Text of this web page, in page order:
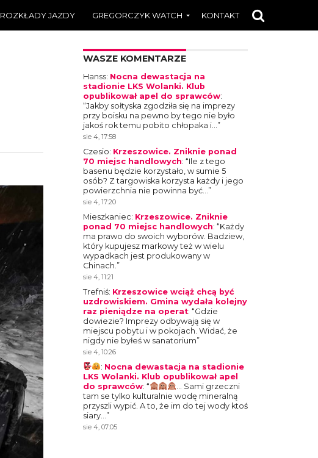
ROZKŁADY JAZDY GREGORCZYK WATCH KONTAKT
WASZE KOMENTARZE
Hanss: Nocna dewastacja na
stadionie LKS Wolanki. Klub
opublikował apel do sprawców:
“Jakby sołtyska zgodziła się na imprezy
przy boisku na pewno by tego nie było
jakoś rok temu pobito chłopaka i…”
sie 4, 17:58
Czesio: Krzeszowice. Zniknie ponad
70 miejsc handlowych: “Ile z tego
basenu będzie korzystało, w sumie 5
osób? Z targowiska korzysta każdy i jego
powierzchnia nie powinna być…”
sie 4, 17:20
Mieszkaniec: Krzeszowice. Zniknie
ponad 70 miejsc handlowych: “Każdy
ma prawo do swoich wyborów. Badziew,
który kupujesz markowy też w wielu
wypadkach jest produkowany w
Chinach.”
sie 4, 11:21
Trefniś: Krzeszowice wciąż chcą być
uzdrowiskiem. Gmina wydała kolejny
raz pieniądze na operat: “Gdzie
dowiezie? Imprezy odbywają się w
miejscu pobytu i w pokojach. Widać, że
nigdy nie byłeś w sanatorium”
sie 4, 10:26
: Nocna dewastacja na stadionie
LKS Wolanki. Klub opublikował apel
do sprawców: “
… Sami grzeczni
tam se tylko kulturalnie wodę mineralną
przyszli wypić. A to, że im do tej wody ktoś
siary…”
sie 4, 07:05